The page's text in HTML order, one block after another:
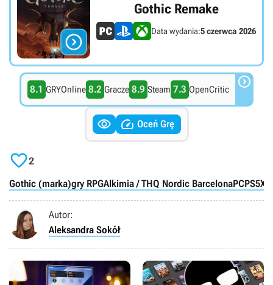

Gothic Remake
Data wydania:5 czerwca 2026
8.1 GRYOnline 8.2 Gracze 8.9 Steam 7.3 OpenCritic 
  Oceń Grę
2
Gothic (marka)gry RPGAlkimia / THQ Nordic BarcelonaPCPS5
Autor:
Aleksandra Sokół